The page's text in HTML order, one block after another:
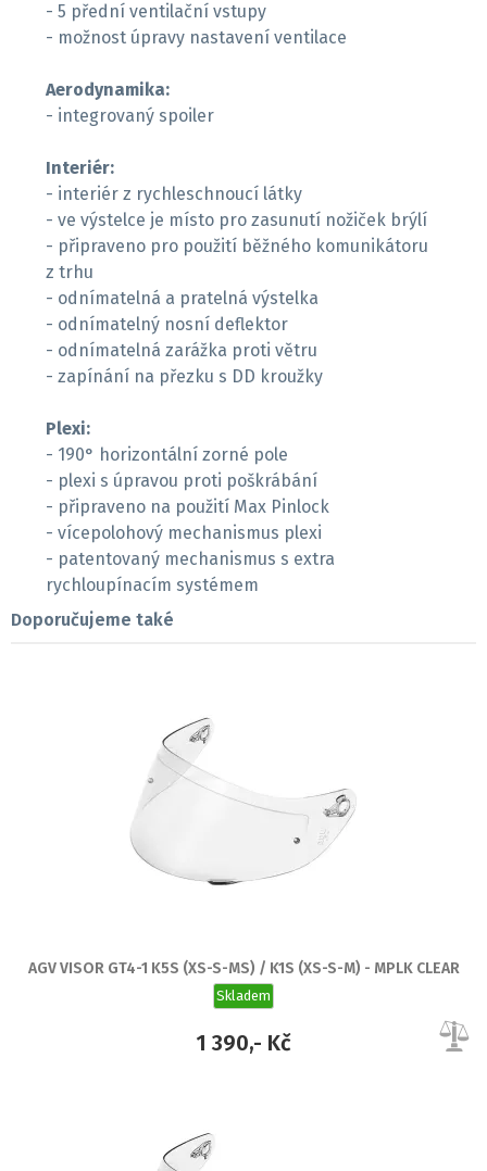
- 5 přední ventilační vstupy
- možnost úpravy nastavení ventilace
Aerodynamika:
- integrovaný spoiler
Interiér:
- interiér z rychleschnoucí látky
- ve výstelce je místo pro zasunutí nožiček brýlí
- připraveno pro použití běžného komunikátoru
z trhu
- odnímatelná a pratelná výstelka
- odnímatelný nosní deflektor
- odnímatelná zarážka proti větru
- zapínání na přezku s DD kroužky
Plexi:
- 190° horizontální zorné pole
- plexi s úpravou proti poškrábání
- připraveno na použití Max Pinlock
- vícepolohový mechanismus plexi
- patentovaný mechanismus s extra
rychloupínacím systémem
Doporučujeme také
AGV VISOR GT4-1 K5S (XS-S-MS) / K1S (XS-S-M) - MPLK CLEAR
Skladem
1 390,- Kč